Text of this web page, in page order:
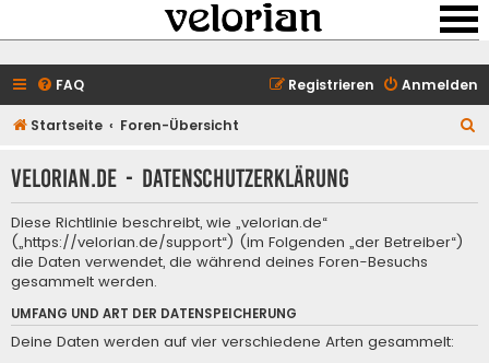
FAQ Anmelden
Registrieren
Startseite Foren-Übersicht
h
velorian.de - Datenschutzerklärung
Diese Richtlinie beschreibt, wie „velorian.de“
(„https://velorian.de/support“) (im Folgenden „der Betreiber“)
die Daten verwendet, die während deines Foren-Besuchs
gesammelt werden.
UMFANG UND ART DER DATENSPEICHERUNG
Deine Daten werden auf vier verschiedene Arten gesammelt: